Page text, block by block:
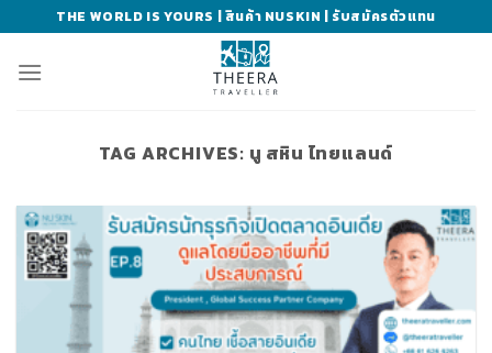
to
content
THE WORLD IS YOURS | สินค้า NUSKIN | รับสมัครตัวแทน
TAG ARCHIVES: นู สหิน ไทยแลนด์